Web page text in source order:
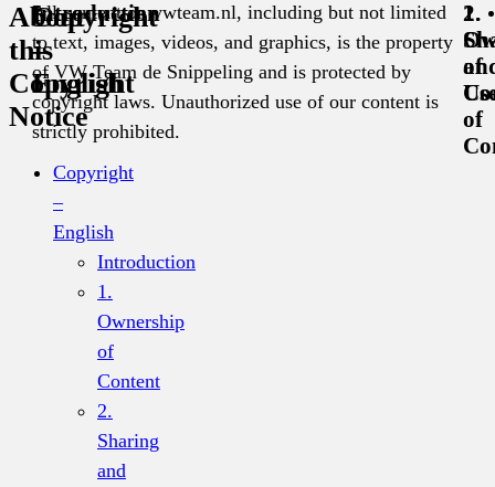
About
this
Copyright
Notice
Copyright
–
English
Introduction
1.
Ownership
of
Content
2.
Sharing
and
Copyright
–
English
Introduction
All content on vwteam.nl, including but not limited
to text, images, videos, and graphics, is the property
of VW Team de Snippeling and is protected by
copyright laws. Unauthorized use of our content is
strictly prohibited.
1.
of
2.
of